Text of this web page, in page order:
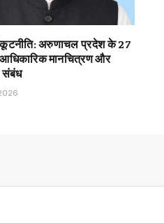
अरुणाचल प्रदेश के 27
मानचित्रण और
संबंध